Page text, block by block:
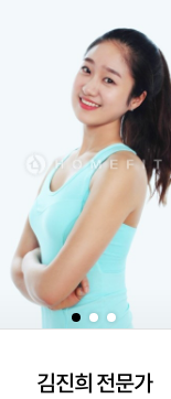
김진희 전문가